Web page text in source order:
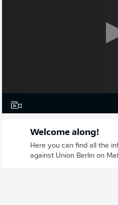
Welcome along!
Here you can find all the
against Union Berlin on